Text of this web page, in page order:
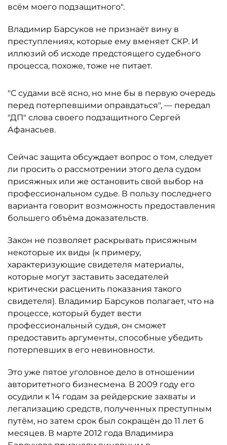
всём моего подзащитного".
Владимир Барсуков не признаёт вину в
преступлениях, которые ему вменяет СКР. И
иллюзий об исходе предстоящего судебного
процесса, похоже, тоже не питает.
"С судами всё ясно, но мне бы в первую очередь
перед потерпевшими оправдаться", — передал
"ДП" слова своего подзащитного Сергей
Афанасьев.
Сейчас защита обсуждает вопрос о том, следует
ли просить о рассмотрении этого дела судом
присяжных или же остановить свой выбор на
профессиональном судье. В пользу последнего
варианта говорит возможность предоставления
большего объёма доказательств.
Закон не позволяет раскрывать присяжным
некоторые их виды (к примеру,
характеризующие свидетеля материалы,
которые могут заставить заседателей
критически расценить показания такого
свидетеля). Владимир Барсуков полагает, что на
процессе, который будет вести
профессиональный судья, он сможет
предоставить аргументы, способные убедить
потерпевших в его невиновности.
Это уже пятое уголовное дело в отношении
авторитетного бизнесмена. В 2009 году его
осудили к 14 годам за рейдерские захваты и
легализацию средств, полученных преступным
путём, но затем срок был сокращён до 11 лет 6
месяцев. В марте 2012 года Владимира